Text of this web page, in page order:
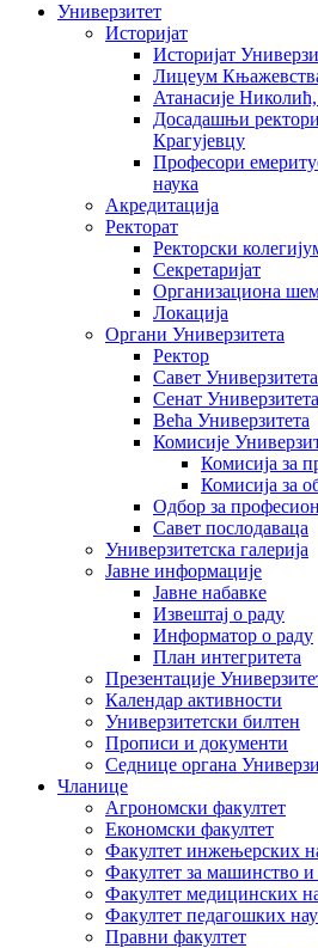
Универзитет
Историјат
Историјат
Лицеум
Атанасије
Досадашњи
Крагујевцу
Професори
наука
Акредитација
Ректорат
Ректорски
Секретаријат
Организациона
Локација
Органи Универзитета
Ректор
Савет Универзитета
Сенат Универзитета
Већа Универзитета
Комисије
Комисија за
Комисија за
Одбор за
Савет послодаваца
Универзитетска галерија
Јавне информације
Јавне набавке
Извештај о раду
Информатор о раду
План интегритета
Презентације
Календар активности
Универзитетски билтен
Прописи и документи
Седнице органа
Чланице
Агрономски факултет
Економски факултет
Факултет инжењерских
Факултет за машинство и
Факултет медицинских
Факултет педагошких
Правни факултет